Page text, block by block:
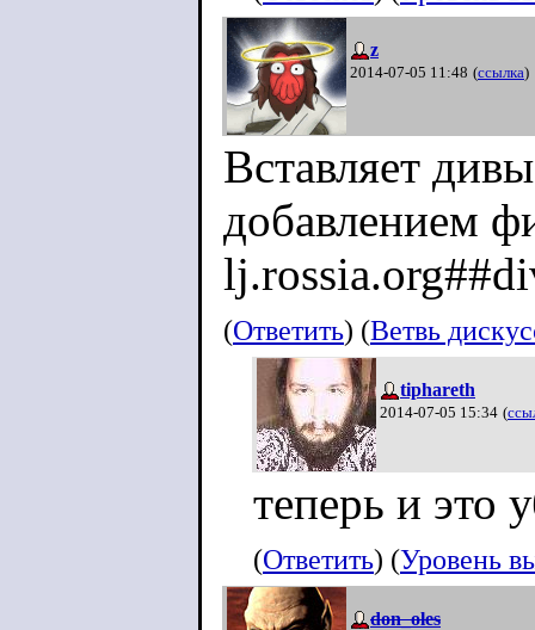
z
2014-07-05 11:48 (ссылка)
Вставляет
добавлением
(Ответить) (Ветвь
tiphareth
2014-07-05 15:34 (
теперь и это
(Ответить) (Уровень
don_oles